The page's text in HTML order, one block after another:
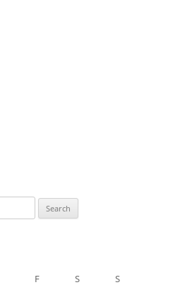
F S
S